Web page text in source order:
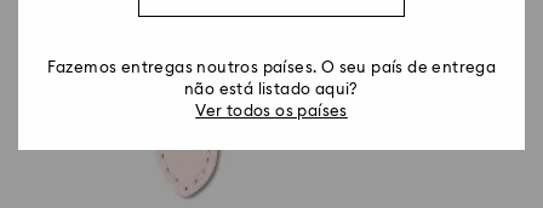
Fazemos entregas noutros países. O seu país de entrega
não está listado aqui?
Ver todos os países